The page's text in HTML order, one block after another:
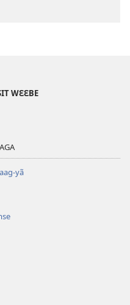
WƐƐBE
yã